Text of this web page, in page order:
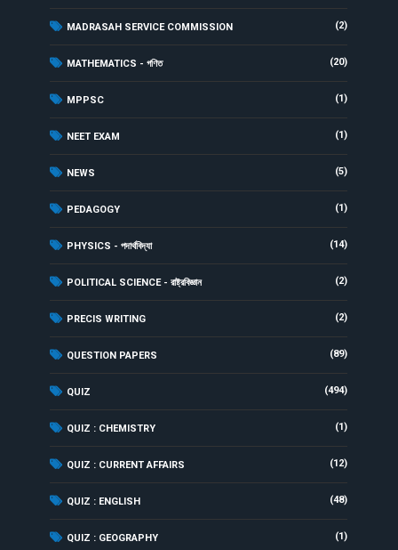
MADRASAH SERVICE COMMISSION (2)
MATHEMATICS - গণিত (20)
MPPSC (1)
NEET EXAM (1)
NEWS (5)
PEDAGOGY (1)
PHYSICS - পদার্থবিদ্যা (14)
POLITICAL SCIENCE - রাষ্ট্রবিজ্ঞান (2)
PRECIS WRITING (2)
QUESTION PAPERS (89)
QUIZ (494)
QUIZ : CHEMISTRY (1)
QUIZ : CURRENT AFFAIRS (12)
QUIZ : ENGLISH (48)
QUIZ : GEOGRAPHY (1)